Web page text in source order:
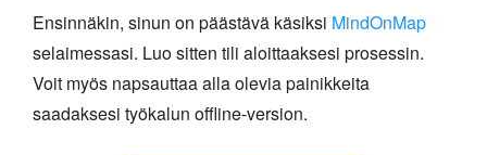
Ensinnäkin, sinun on päästävä käsiksi MindOnMap
selaimessasi. Luo sitten tili aloittaaksesi prosessin.
Voit myös napsauttaa alla olevia painikkeita
saadaksesi työkalun offline-version.